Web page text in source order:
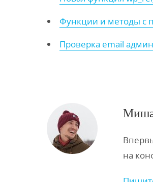
Функции и методы с
Проверка email
на